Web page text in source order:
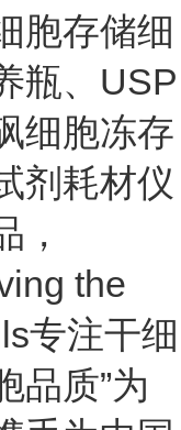
胞存储细
瓶、USP
细胞冻存
剂耗材仪
，
the
专注干细
品质”为